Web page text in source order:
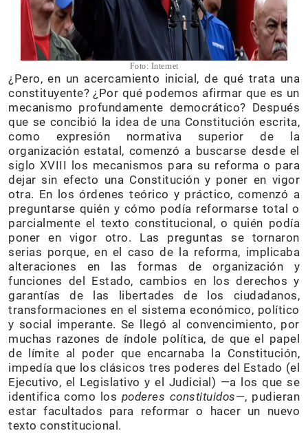
Foto: Internet
¿Pero, en un acercamiento inicial, de qué trata una
constituyente? ¿Por qué podemos afirmar que es un
mecanismo profundamente democrático? Después
que se concibió la idea de una Constitución escrita,
como expresión normativa superior de la
organización estatal, comenzó a buscarse desde el
siglo XVIII los mecanismos para su reforma o para
dejar sin efecto una Constitución y poner en vigor
otra. En los órdenes teórico y práctico, comenzó a
preguntarse quién y cómo podía reformarse total o
parcialmente el texto constitucional, o quién podía
poner en vigor otro. Las preguntas se tornaron
serias porque, en el caso de la reforma, implicaba
alteraciones en las formas de organización y
funciones del Estado, cambios en los derechos y
garantías de las libertades de los ciudadanos,
transformaciones en el sistema económico, político
y social imperante. Se llegó al convencimiento, por
muchas razones de índole política, de que el papel
de límite al poder que encarnaba la Constitución,
impedía que los clásicos tres poderes del Estado (el
Ejecutivo, el Legislativo y el Judicial) —a los que se
identifica como los poderes constituidos—, pudieran
estar facultados para reformar o hacer un nuevo
texto constitucional.